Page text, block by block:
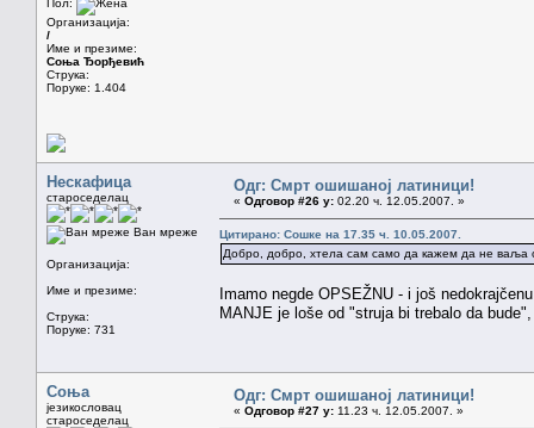
Пол:
Организација:
/
Име и презиме:
Соња Ђорђевић
Струка:
Поруке: 1.404
Нескафица
староседелац
Ван мреже
Организација:
Име и презиме:
Струка:
Поруке: 731
Одг: Смрт ошишаној латиници!
« Одговор #26 у: 02.20 ч. 12.05.2007. »
Цитирано: Сошке на 17.35 ч. 10.05.2007.
Добро, добро, хтела сам само да кажем да не ваља
Imamo negde OPSEŽNU - i još
MANJE je loše od "struja bi trebalo da
Соња
језикословац
староседелац
Одг: Смрт ошишаној латиници!
« Одговор #27 у: 11.23 ч. 12.05.2007. »